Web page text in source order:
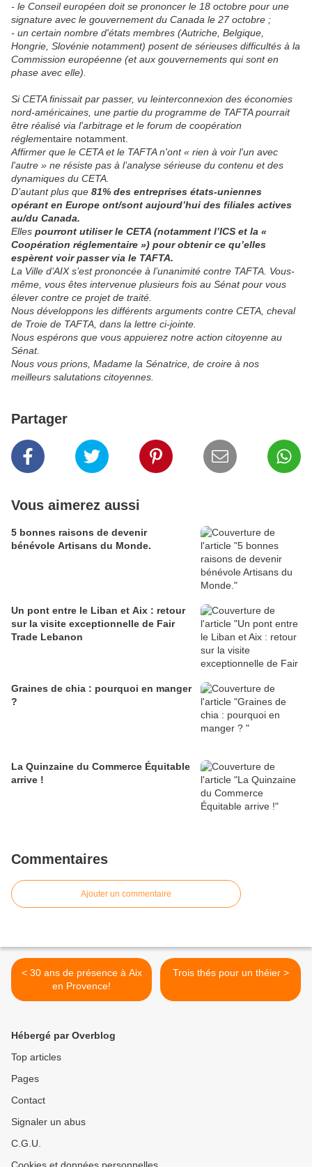
- le Conseil européen doit se prononcer le 18 octobre pour une
signature avec le gouvernement du Canada le 27 octobre ;
- un certain nombre d'états membres (Autriche, Belgique,
Hongrie, Slovénie notamment) posent de sérieuses difficultés à la
Commission européenne (et aux gouvernements qui sont en
phase avec elle).
Si CETA finissait par passer, vu leinterconnexion des économies
nord-américaines, une partie du programme de TAFTA pourrait
être réalisé via l'arbitrage et le forum de coopération
réglementaire notamment.
Affirmer que le CETA et le TAFTA n'ont « rien à voir l'un avec
l'autre » ne résiste pas à l’analyse sérieuse du contenu et des
dynamiques du CETA.
D’autant plus que 81% des entreprises états-uniennes
opérant en Europe ont/sont aujourd’hui des filiales actives
au/du Canada.
Elles pourront utiliser le CETA (notamment l’ICS et la «
Coopération réglementaire ») pour obtenir ce qu’elles
espèrent voir passer via le TAFTA.
La Ville d’AIX s’est prononcée à l’unanimité contre TAFTA. Vous-
même, vous êtes intervenue plusieurs fois au Sénat pour vous
élever contre ce projet de traité.
Nous développons les différents arguments contre CETA, cheval
de Troie de TAFTA, dans la lettre ci-jointe.
Nous espérons que vous appuierez notre action citoyenne au
Sénat.
Nous vous prions, Madame la Sénatrice, de croire à nos
meilleurs salutations citoyennes.
Partager
Vous aimerez aussi
5 bonnes raisons de devenir
bénévole Artisans du Monde.
Un pont entre le Liban et Aix : retour
sur la visite exceptionnelle de Fair
Trade Lebanon
Graines de chia : pourquoi en manger
?
La Quinzaine du Commerce Équitable
arrive !
Commentaires
Ajouter un commentaire
< 30 ans de présence à Aix
en Provence!
Trois thés pour un théier >
Hébergé par Overblog
Top articles
Pages
Contact
Signaler un abus
C.G.U.